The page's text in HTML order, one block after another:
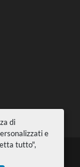
di
e
tutto",